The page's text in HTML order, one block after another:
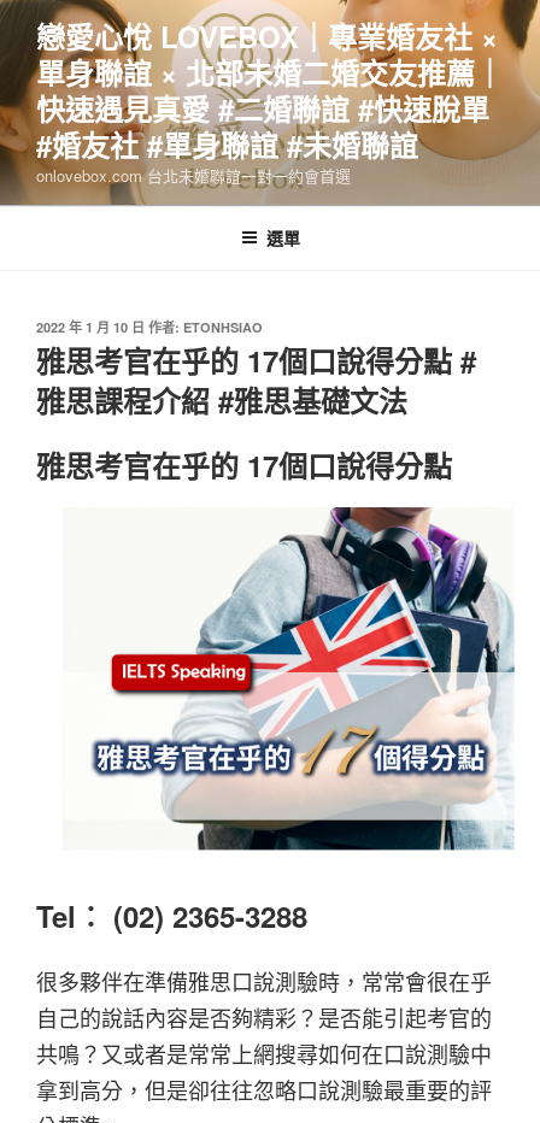
跳
主
要
內
容
戀愛心悅 LOVEBOX｜專業婚友社 ×
單身聯誼 × 北部未婚二婚交友推薦｜
快速遇見真愛 #二婚聯誼 #快速脫單
#婚友社 #單身聯誼 #未婚聯誼
onlovebox.com 台北未婚聯誼一對一約會首選
選單
發
佈
於
2022 年 1 月 10 日 作者: ETONHSIAO
雅思考官在乎的 17個口說得分點 #
雅思課程介紹 #雅思基礎文法
雅思考官在乎的 17個口說得分點
Tel︰ (02) 2365-3288
很多夥伴在準備雅思口說測驗時，常常會很在乎
自己的說話內容是否夠精彩？是否能引起考官的
共鳴？又或者是常常上網搜尋如何在口說測驗中
拿到高分，但是卻往往忽略口說測驗最重要的評